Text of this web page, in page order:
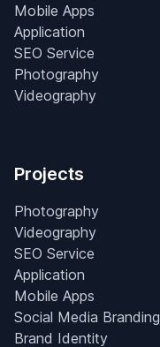
Mobile Apps
Application
SEO Service
Photography
Videography
Projects
Photography
Videography
SEO Service
Application
Mobile Apps
Social Media Branding
Brand Identity